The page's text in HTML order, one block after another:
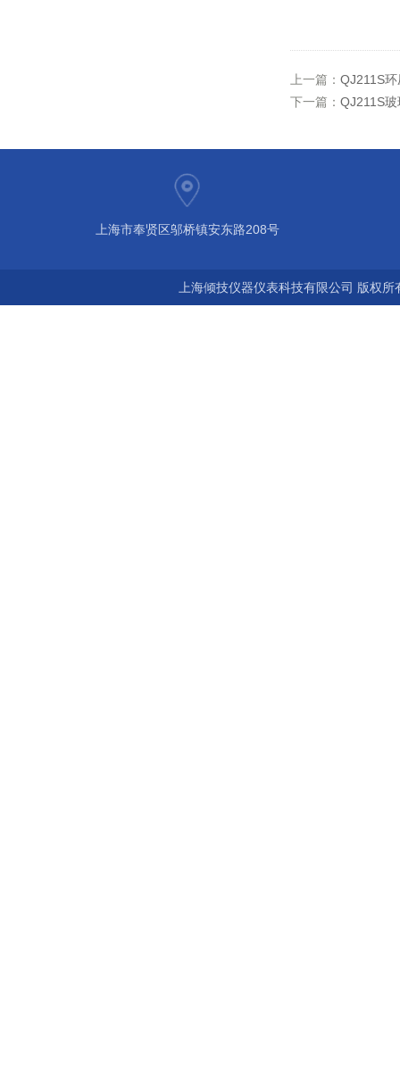
上一篇： QJ211S
下一篇： QJ211S
上海市奉贤区邬桥镇安东路208号
上海倾技仪器仪表科技有限公司 版权